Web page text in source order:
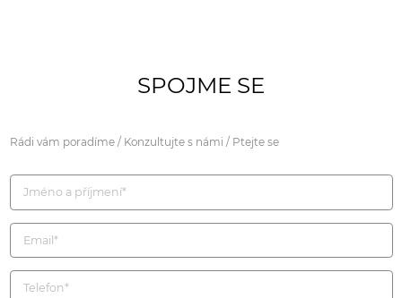
SPOJME SE
Rádi vám poradíme / Konzultujte s námi / Ptejte se